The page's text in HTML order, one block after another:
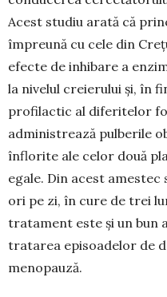
Acest studiu arată că
împreună cu cele din
efecte de inhi­bare a
la nivelul creierului și, în
profilactic al dife­ritelor
administrează pul­berile
înflorite ale celor două
egale. Din acest
ori pe zi, în cure de trei
tratament este şi un bun
tratarea episoadelor de
me­nopauză.